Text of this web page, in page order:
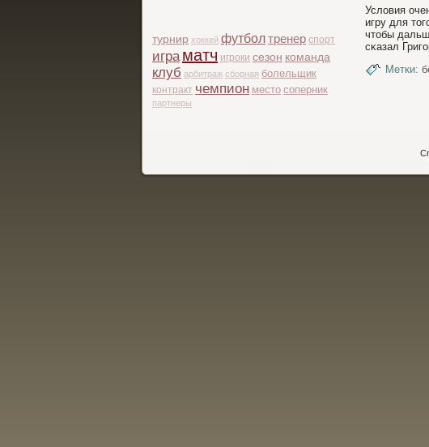
турнир хоккей футболтренер спорт
игра матч игроки сезон команда
клуб арбитраж сборная болельщик
контракт чемпион место соперник
партнеры
Условия
игру для
чтобы
сκазал
Метки: